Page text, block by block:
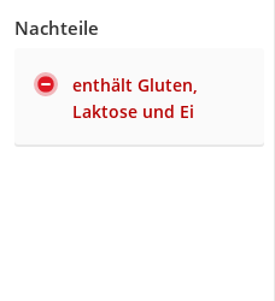
Nachteile
enthält Gluten,
Laktose und Ei